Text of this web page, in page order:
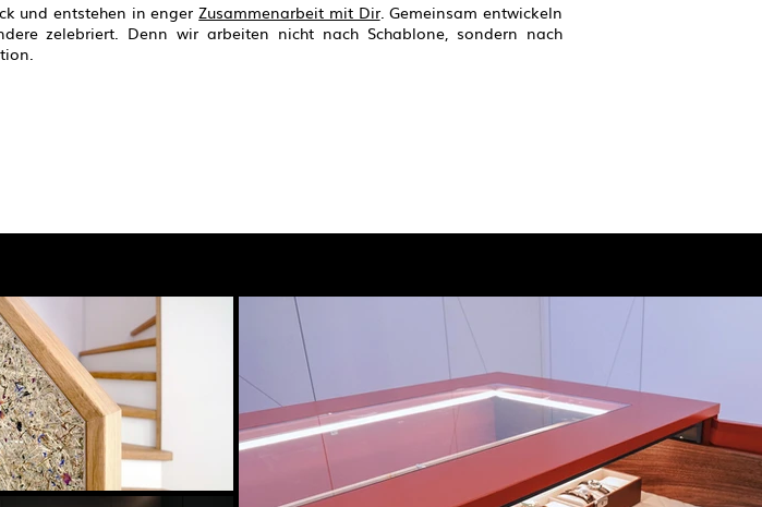
und entstehen in engerZusammenarbeit mit Dir. Gemeinsam entwickeln
zelebriert. Denn wir arbeiten nicht nach Schablone, sondern nach